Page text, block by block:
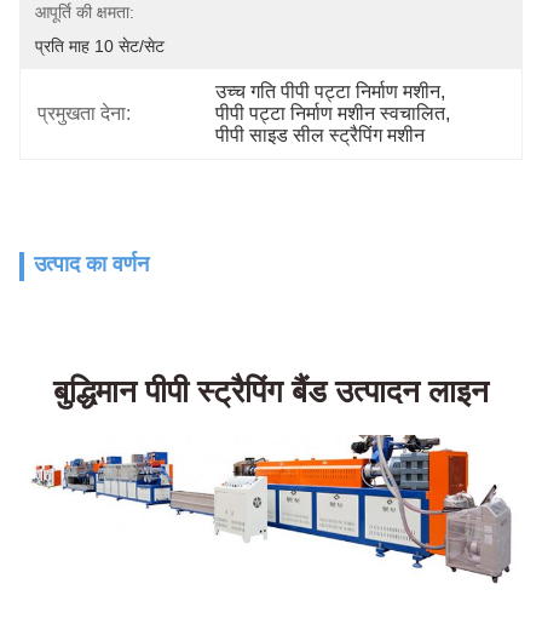
आपूर्ति की क्षमता:
प्रति माह 10 सेट/सेट
प्रमुखता देना:
उच्च गति पीपी पट्टा निर्माण मशीन,
पीपी पट्टा निर्माण मशीन स्वचालित,
पीपी साइड सील स्ट्रैपिंग मशीन
उत्पाद का वर्णन
बुद्धिमान पीपी स्ट्रैपिंग बैंड उत्पादन लाइन